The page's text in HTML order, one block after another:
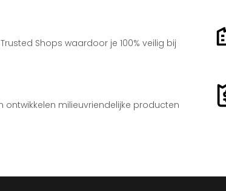
Shops waardoor je 100% veilig bij
milieuvriendelijke producten